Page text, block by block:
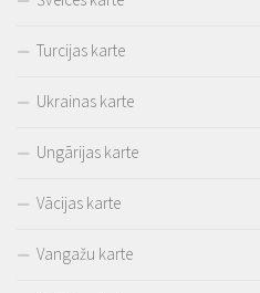
Turcijas karte
Ukrainas karte
Ungārijas karte
Vācijas karte
Vangažu karte